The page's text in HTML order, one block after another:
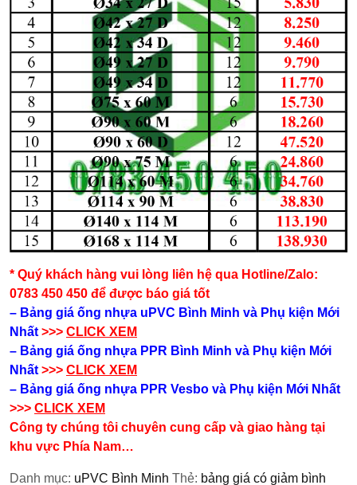
* Quý khách hàng vui lòng liên hệ qua Hotline/Zalo:
0783 450 450 để được báo giá tốt
– Bảng giá ống nhựa uPVC Bình Minh và Phụ kiện​ Mới
Nhất>>> CLICK XEM
– Bảng giá ống nhựa PPR Bình Minh và Phụ kiện​ Mới
Nhất>>> CLICK XEM
– Bảng giá ống nhựa PPR Vesbo và Phụ kiện​ Mới Nhất
>>> CLICK XEM
Công ty chúng tôi chuyên cung cấp và giao hàng tại
khu vực Phía Nam…
Danh mục: uPVC Bình Minh Thẻ: bảng giá có giảm bình